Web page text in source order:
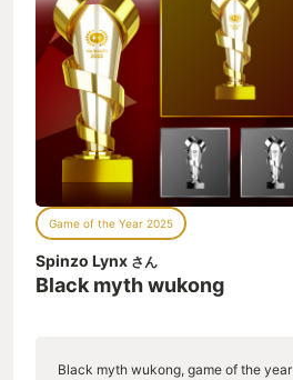
Game of the Year 2025
Spinzo Lynx さん
Black myth wukong
Black myth wukong, game of the year